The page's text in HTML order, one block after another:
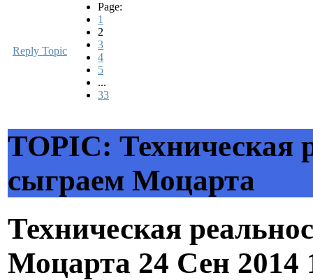
Reply Topic
Page:
1
2
3
4
5
...
33
TOPIC:
сыграем Моцарта
Техническая
Моцарта 24 Сен 2014